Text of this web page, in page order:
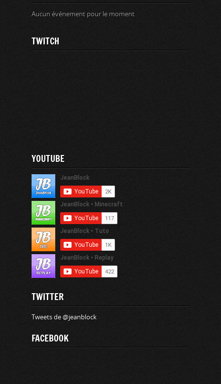
Aucun événement pour le moment
TWITCH
YOUTUBE
TWITTER
Tweets de @jeanblock
FACEBOOK